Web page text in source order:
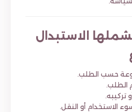
الاستبدال
حسب الطلب.
الطلب.
تركيبه.
الاستخدام أو النقل.